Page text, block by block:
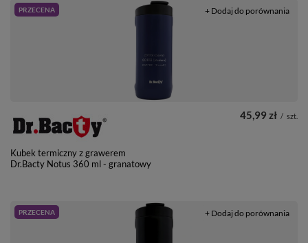
PRZECENA
Kubek termiczny z grawerem
Dr.Bacty Notus 360 ml - granatowy
45,99 zł / szt.
+ Dodaj do porównania
PRZECENA + Dodaj do porównania